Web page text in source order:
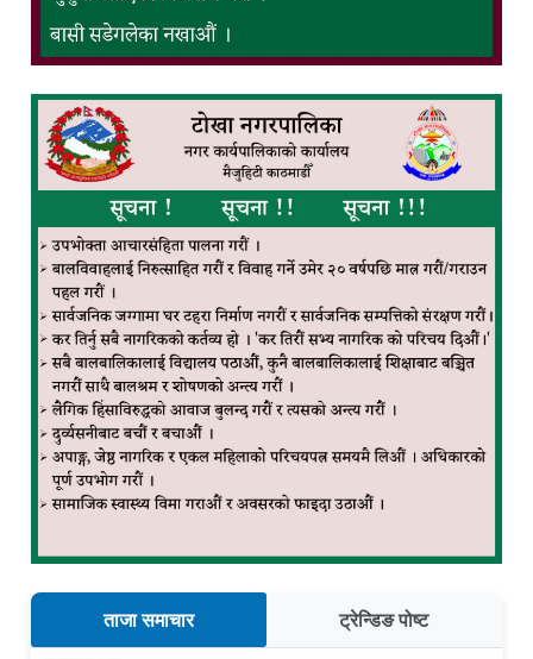
ताजा समाचार ट्रेन्डिङ पोष्ट